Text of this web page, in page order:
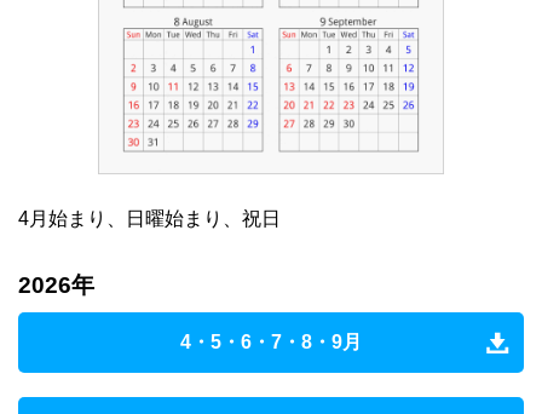
4月始まり、日曜始まり、祝日
2026年
4・5・6・7・8・9月